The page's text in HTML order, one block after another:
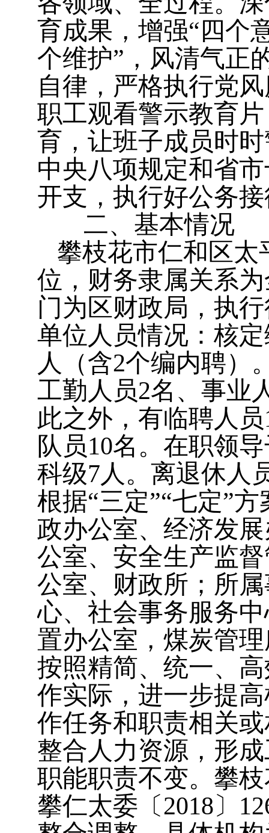
育成果，增强“四个
个维护”，风清气正
自律，严格执行党
职工观看警示教育
育，让班子成员时
中央八项规定和省
开支，执行好公务
二、基本情况
攀枝花市仁和区太
位，财务隶属关系
门为区财政局，执
单位人员情况：核
人（含2个编内聘）
工勤人员2名、事业
此之外，有临聘人
队员10名。在职领
科级7人。离退休人
根据“三定”“七定”
政办公室、经济发
公室、安全生产监
公室、财政所；所
心、社会事务服务
置办公室，煤炭管
按照精简、统一、
作实际，进一步提
作任务和职责相关
整合人力资源，形
职能职责不变。 攀
攀仁太委〔2018〕